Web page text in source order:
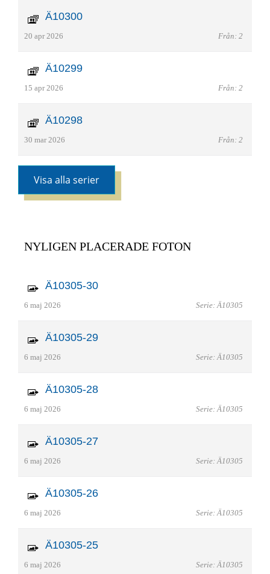
Ä10300
20 apr 2026 Från: 2
Ä10299
15 apr 2026 Från: 2
Ä10298
30 mar 2026 Från: 2
Visa alla serier
NYLIGEN PLACERADE FOTON
Ä10305-30
6 maj 2026 Serie: Ä10305
Ä10305-29
6 maj 2026 Serie: Ä10305
Ä10305-28
6 maj 2026 Serie: Ä10305
Ä10305-27
6 maj 2026 Serie: Ä10305
Ä10305-26
6 maj 2026 Serie: Ä10305
Ä10305-25
6 maj 2026 Serie: Ä10305